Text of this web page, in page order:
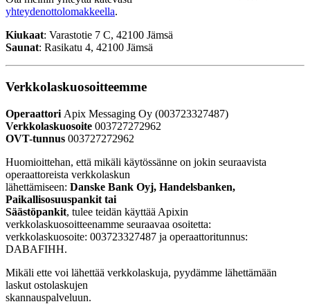
yhteydenottolomakkeella.
Kiukaat: Varastotie 7 C, 42100 Jämsä
Saunat: Rasikatu 4, 42100 Jämsä
Verkkolaskuosoitteemme
Operaattori Apix Messaging Oy (003723327487)
Verkkolaskuosoite 003727272962
OVT-tunnus 003727272962
Huomioittehan, että mikäli käytössänne on jokin seuraavista
operaattoreista verkkolaskun
lähettämiseen: Danske Bank Oyj, Handelsbanken,
Paikallisosuuspankit tai
Säästöpankit, tulee teidän käyttää Apixin
verkkolaskuosoitteenamme seuraavaa osoitetta:
verkkolaskuosoite: 003723327487 ja operaattoritunnus:
DABAFIHH.
Mikäli ette voi lähettää verkkolaskuja, pyydämme lähettämään
laskut ostolaskujen
skannauspalveluun.